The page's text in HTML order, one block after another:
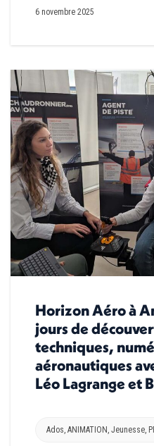
6 novembre 2025
Horizon Aéro à
jours de
techniques,
aéronautiques
Léo Lagrange et
Ados, ANIMATION , Jeunesse,